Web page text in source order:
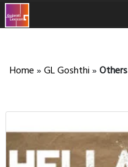
Home » GL Goshthi » Others